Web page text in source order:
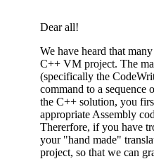
Dear all!
We have heard that
C++ VM project. The
(specifically the
command to a sequence
the C++ solution, you
appropriate Assembly
Thererfore, if you have
your "hand made"
project, so that we can